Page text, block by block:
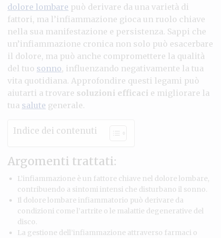
dolore lombare può derivare da una varietà di
fattori, ma l’infiammazione gioca un ruolo chiave
nella sua manifestazione e persistenza. Sappi che
un’infiammazione cronica non solo può esacerbare
il dolore, ma può anche compromettere la qualità
del tuo sonno, influenzando negativamente la tua
vita quotidiana. Approfondire questi legami può
aiutarti a trovare soluzioni efficaci e migliorare la
tua salute generale.
Indice dei contenuti
Argomenti trattati:
L’infiammazione è un fattore chiave nel dolore lombare,
contribuendo a sintomi intensi che disturbano il sonno.
Il dolore lombare infiammatorio può derivare da
condizioni come l’artrite o le malattie degenerative del
disco.
La gestione dell’infiammazione attraverso farmaci o